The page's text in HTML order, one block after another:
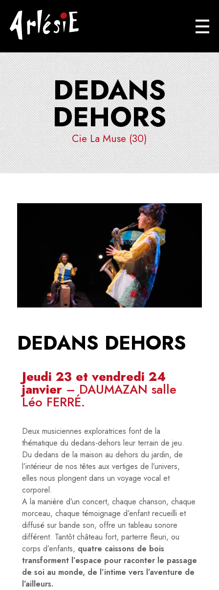
DEDANS
DEHORS
Cie La Muse (30)
DEDANS DEHORS
Jeudi 23 et vendredi 24
janvier – DAUMAZAN salle
Léo FERRÉ.
Deux musiciennes exploratrices font de la
thématique du dedans-dehors leur terrain de jeu.
Du dedans de la maison au dehors du jardin, de
l’intérieur de nos têtes aux vertiges de l’univers,
elles nous plongent dans un voyage vocal et
corporel.
A la manière d’un concert, chaque chanson, chaque
morceau, chaque témoignage d’enfant recueilli et
diffusé sur bande son, offre un tableau sonore
différent. Tantôt château fort, parterre fleuri, ou
corps d’enfants, quatre caissons de bois
transforment l’espace pour raconter le passage
de soi au monde, de l’intime vers l’aventure de
l’ailleurs.